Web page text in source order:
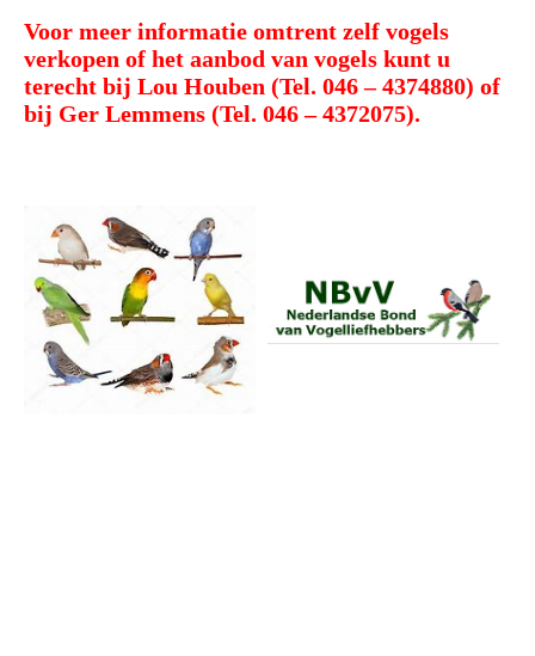
Voor meer informatie omtrent zelf vogels
verkopen of het aanbod van vogels kunt u
terecht bij Lou Houben (Tel. 046 – 4374880) of
bij Ger Lemmens (Tel. 046 – 4372075).